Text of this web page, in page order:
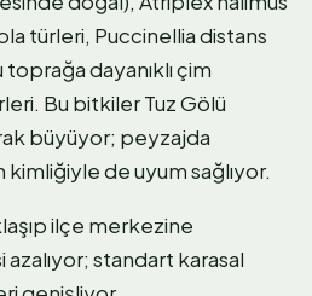
türleri, Puccinellia distans
dayanıklı çim
Bu bitkiler Tuz Gölü
büyüyor; peyzajda
kimliğiyle de uyum sağlıyor.
ilçe merkezine
azalıyor; standart karasal